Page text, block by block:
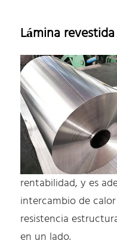
Lámina
rentabilidad, y es
intercambio de
resistencia
en un lado.